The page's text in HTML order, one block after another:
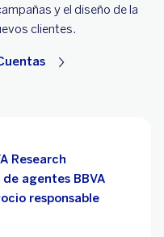
y el diseño de la
clientes.
Research
de agentes BBVA
responsable